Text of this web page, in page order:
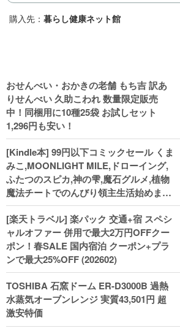
購入先： 暮らし健康ネット館
おせんべい・おかきの老舗 もち吉 訳あ
りせんべい 久助こわれ 数量限定販売
中！同梱用に10種25袋 お試しセット
1,296円も安い！
[Kindle本] 99円以下コミックセール くま
みこ,MOONLIGHT MILE,ドローイング,
ふたつのスピカ,神の雫,魔石グルメ,植物
魔法チートでのんびり領主生活始めます,
武装少女マキャヴェリズム,金色の文字使
い等
[楽天トラベル] 楽パック 交通+宿 スペシ
ャルオファー 併用で最大2万円OFFクー
ポン！春SALE 国内宿泊 クーポン+プラ
ンで最大25%OFF (202602)
TOSHIBA 石窯ドーム ER-D3000B 過熱
水蒸気オーブンレンジ 実質43,501円 超
激安特価